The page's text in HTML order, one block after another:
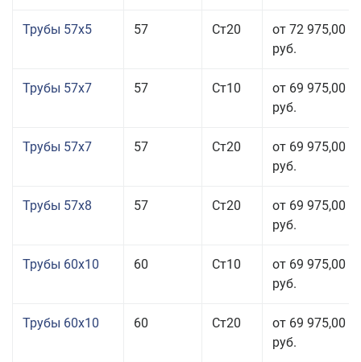
Трубы 57x5 57 Ст20
от 72 975,00
руб.
Трубы 57x7 57 Ст10
от 69 975,00
руб.
Трубы 57x7 57 Ст20
от 69 975,00
руб.
Трубы 57x8 57 Ст20
от 69 975,00
руб.
Трубы 60x10 60 Ст10
от 69 975,00
руб.
Трубы 60x10 60 Ст20
от 69 975,00
руб.